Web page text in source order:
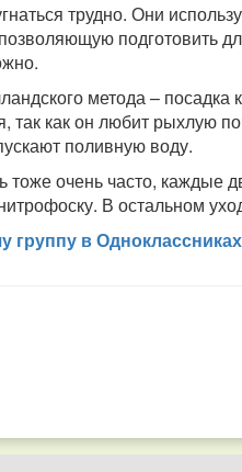
трудно. Они
подготовить
метода –
так как он любит рыхлую
поливную воду.
очень часто, каждые
В остальном
группу в Одноклассниках